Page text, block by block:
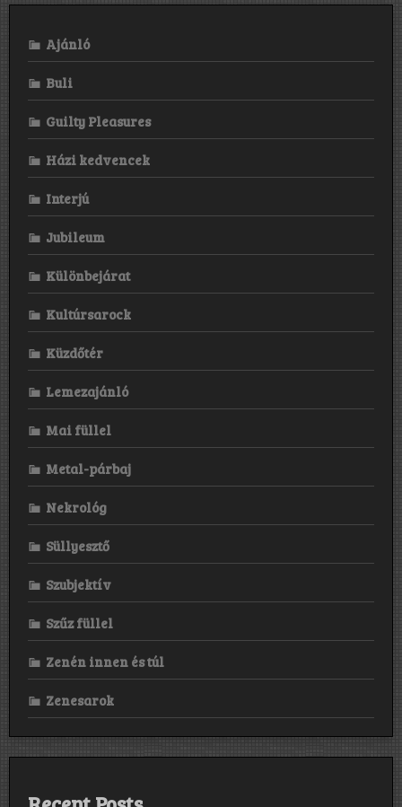
Ajánló
Buli
Guilty Pleasures
Házi kedvencek
Interjú
Jubileum
Különbejárat
Kultúrsarock
Küzdőtér
Lemezajánló
Mai füllel
Metal-párbaj
Nekrológ
Süllyesztő
Szubjektív
Szűz füllel
Zenén innen és túl
Zenesarok